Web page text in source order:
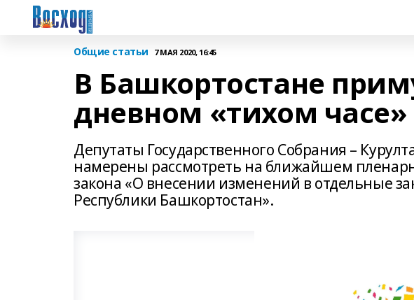
Общие статьи 7 МАЯ 2020, 16:45
В Башкортостане
дневном «тихом часе»
Депутаты Государственного Собрания –
намерены рассмотреть на ближайшем
закона «О внесении изменений в отдельные
Республики Башкортостан».